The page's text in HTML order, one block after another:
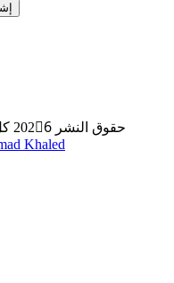
© حقوق النشر 2026ِ كل الحقوق محفوظة سويا الغد للاغاثة
Khaled